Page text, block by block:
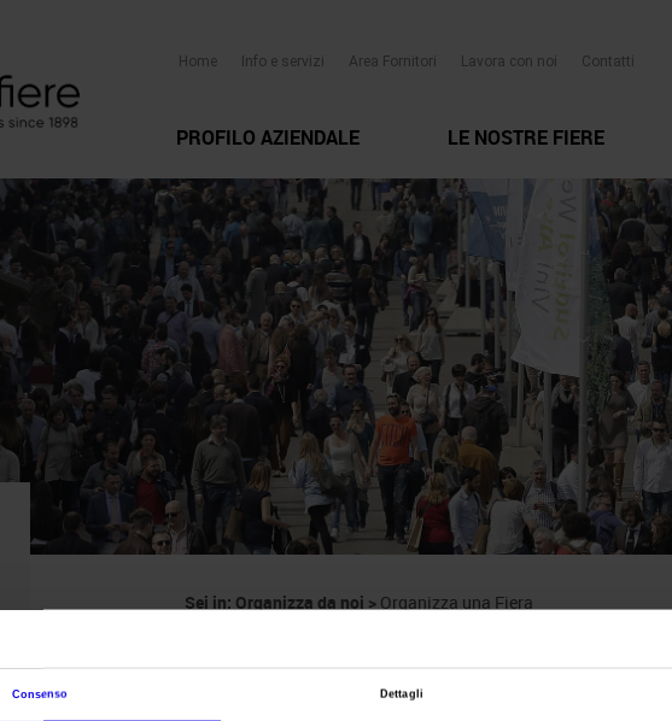
Consenso Dettagli
Home Info e servizi Area Fornitori Lavora con noi Contatti
PROFILO AZIENDALE LE NOSTRE FIERE
Sei in: Organizza da noi > Organizza una Fiera
Organizza una